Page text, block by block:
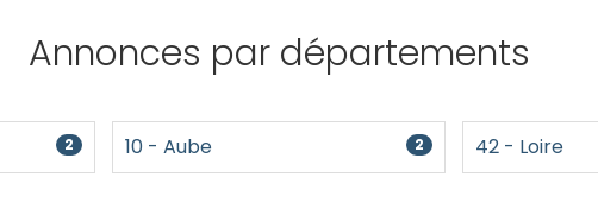
Annonces par départements
2 10 - Aube 2 42 - Loire